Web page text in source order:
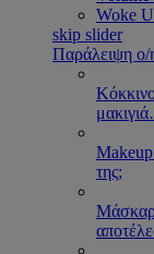
Woke
skip slider
Παράλειψη ο/
μακιγιά
της;